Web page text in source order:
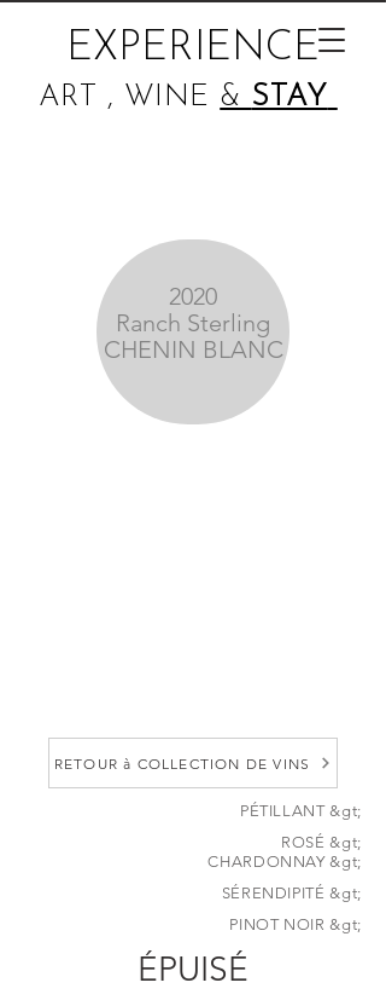
EXPERIENCE
ART , WINE & STAY
2020
Ranch Sterling
CHENIN BLANC
RETOUR à COLLECTION DE VINS
PÉTILLANT &gt;
ROSÉ &gt;
CHARDONNAY &gt;
SÉRENDIPITÉ &gt;
PINOT NOIR &gt;
ÉPUISÉ